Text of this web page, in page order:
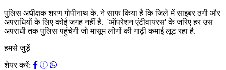
पुलिस अधीक्षक शरण गोपीनाथ के. ने साफ किया है कि जिले में साइबर ठगी और
अपराधियों के लिए कोई जगह नहीं है. 'ऑपरेशन एंटीवायरस' के जरिए हर उस
अपराधी तक पुलिस पहुंचेगी जो मासूम लोगों की गाढ़ी कमाई लूट रहा है.
हमसे जुड़ें
शेयर करें: